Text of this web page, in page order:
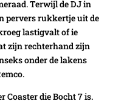
Terwijl de DJ in
pervers rukkertje uit de
lastigvalt of ie
zijn rechterhand zijn
onder de lakens
Coaster die Bocht 7 is.